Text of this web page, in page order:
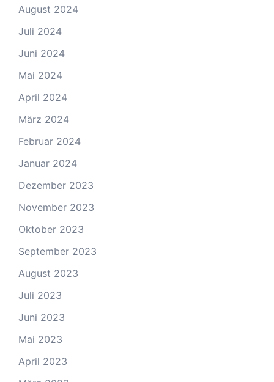
August 2024
Juli 2024
Juni 2024
Mai 2024
April 2024
März 2024
Februar 2024
Januar 2024
Dezember 2023
November 2023
Oktober 2023
September 2023
August 2023
Juli 2023
Juni 2023
Mai 2023
April 2023